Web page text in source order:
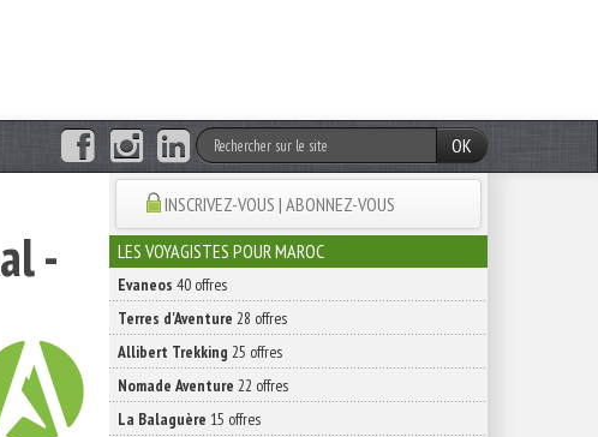
OK
-
INSCRIVEZ-VOUS | ABONNEZ-VOUS
LES VOYAGISTES POUR MAROC
Evaneos 40 offres
Terres d'Aventure 28 offres
Allibert Trekking 25 offres
Nomade Aventure 22 offres
La Balaguère 15 offres